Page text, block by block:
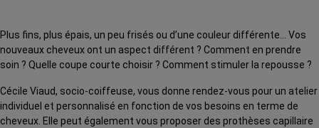
Plus fins, plus épais, un peu frisés ou d’une couleur différente… Vos
nouveaux cheveux ont un aspect différent ? Comment en prendre
soin ? Quelle coupe courte choisir ? Comment stimuler la repousse ?
Cécile Viaud, socio-coiffeuse, vous donne rendez-vous pour un atelier
individuel et personnalisé en fonction de vos besoins en terme de
cheveux. Elle peut également vous proposer des prothèses capillaire